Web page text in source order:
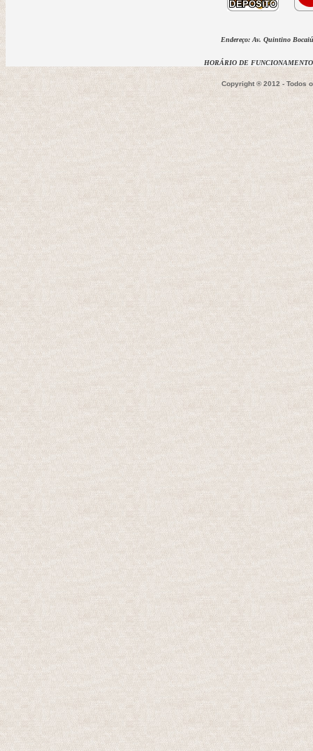
Endereço: Av. Quintino
HORÁRIO DE
Copyright ® 2012 - Todos